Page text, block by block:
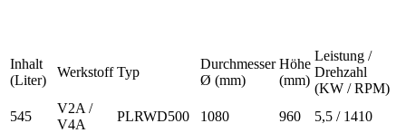
Inhalt
(Liter)
Werkstoff Typ
Durchmesser
Ø (mm)
Höhe
(mm)
Leistung /
Drehzahl
(KW / RPM)
545
V2A /
V4A
PLRWD500 1080 960 5,5 / 1410